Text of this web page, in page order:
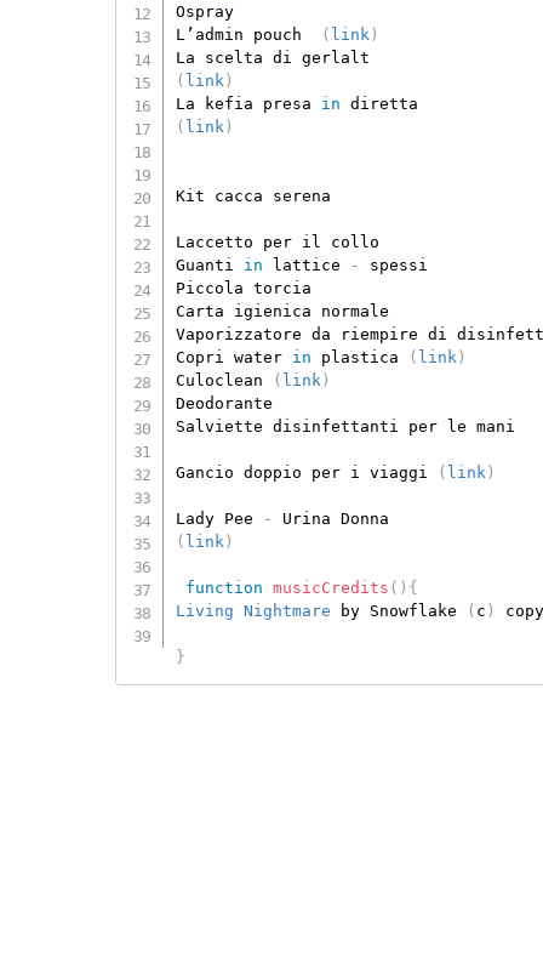
Ospray
L’admin pouch
( link )
( link )
La kefia presa in
( link )
Kit cacca serena
Laccetto per il collo
Guanti in lattice -
spessi
Piccola torcia
Carta igienica normale
Vaporizzatore da riempire di
Copri water in plastica ( link )
Culoclean
( link )
Deodorante
Salviette disinfettanti per le mani
Gancio doppio per i viaggi ( link )
Lady Pee -
( link )
function musicCredits ( ) {
Living Nightmare by Snowflake ( c )
}